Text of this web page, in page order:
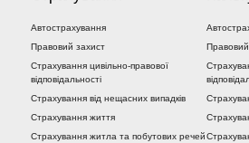
Автострахування
Правовий захист
Страхування цивільно-правової
відповідальності
Страхування від нещасних випадків
Страхування життя
Страхування житла та побутових речей